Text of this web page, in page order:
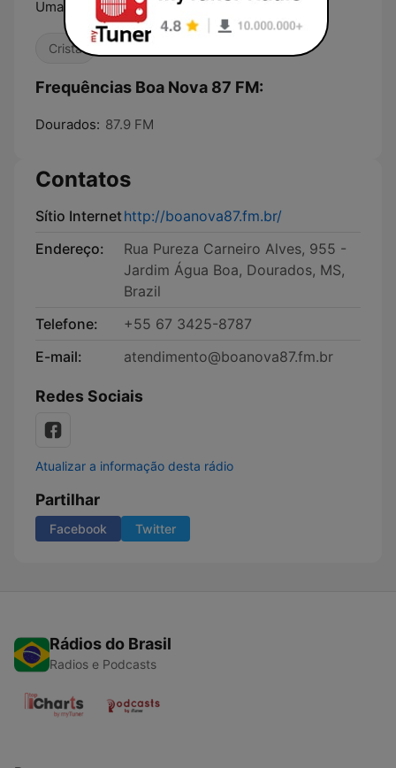
Uma boa nova no ar
Cristã
Frequências Boa Nova 87 FM:
Dourados: 87.9 FM
Contatos
Sítio Internethttp://boanova87.fm.br/
Endereço:
Rua Pureza Carneiro Alves, 955 -
Jardim Água Boa, Dourados, MS,
Brazil
Telefone:
+55 67 3425-8787
E-mail:
atendimento@boanova87.fm.br
Redes Sociais
Atualizar a informação desta rádio
Partilhar
Facebook Twitter
Rádios do Brasil
Radios e Podcasts